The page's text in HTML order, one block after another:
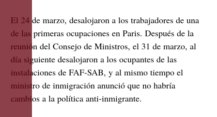
El 24 de marzo, desalojaron a los trabajadores de una
de las primeras ocupaciones en Paris. Después de la
reunión del Consejo de Ministros, el 31 de marzo, al
día siguiente desalojaron a los ocupantes de las
instalaciones de FAF-SAB, y al mismo tiempo el
ministro de inmigración anunció que no habría
cambios a la política anti-inmigrante.